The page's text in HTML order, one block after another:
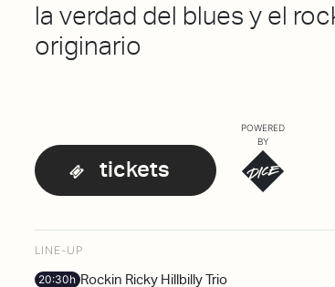
la verdad del blues y el
originario
tickets
POWERED
BY
LINE-UP
20:30h Rockin Ricky Hillbilly Trio